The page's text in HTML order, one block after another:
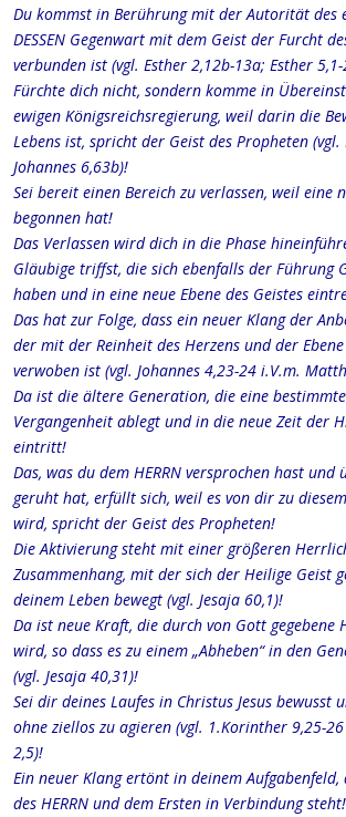
Du kommst in Berührung mit der Autorität des
DESSEN Gegenwart mit dem Geist der Furcht
verbunden ist (vgl. Esther 2,12b-13a; Esther
Fürchte dich nicht, sondern komme in
ewigen Königsreichsregierung, weil darin die
Lebens ist, spricht der Geist des Propheten (vgl.
Johannes 6,63b)!
Sei bereit einen Bereich zu verlassen, weil eine
begonnen hat!
Das Verlassen wird dich in die Phase
Gläubige triffst, die sich ebenfalls der Führung
haben und in eine neue Ebene des Geistes
Das hat zur Folge, dass ein neuer Klang der
der mit der Reinheit des Herzens und der Ebene
verwoben ist (vgl. Johannes 4,23-24 i.V.m.
Da ist die ältere Generation, die eine
Vergangenheit ablegt und in die neue Zeit der
eintritt!
Das, was du dem HERRN versprochen hast und
geruht hat, erfüllt sich, weil es von dir zu
wird, spricht der Geist des Propheten!
Die Aktivierung steht mit einer größeren
Zusammenhang, mit der sich der Heilige Geist
deinem Leben bewegt (vgl. Jesaja 60,1)!
Da ist neue Kraft, die durch von Gott gegebene
wird, so dass es zu einem „Abheben“ in den
(vgl. Jesaja 40,31)!
Sei dir deines Laufes in Christus Jesus bewusst
ohne ziellos zu agieren (vgl. 1.Korinther 9,25-
2,5)!
Ein neuer Klang ertönt in deinem
des HERRN und dem Ersten in Verbindung steht!